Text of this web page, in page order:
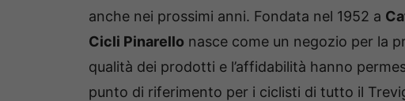
anche nei prossimi anni. Fondata nel 1952 a
Cicli Pinarello nasce come un negozio per la
qualità dei prodotti e l’affidabilità hanno
punto di riferimento per i ciclisti di tutto il